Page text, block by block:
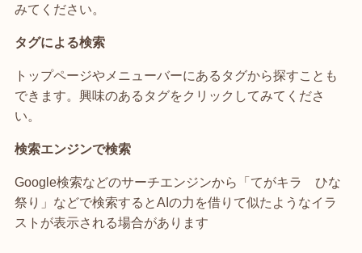
みてください。
タグによる検索
トップページやメニューバーにあるタグから探すことも
できます。興味のあるタグをクリックしてみてくださ
い。
検索エンジンで検索
Google検索などのサーチエンジンから「てがキラ ひな
祭り」などで検索するとAIの力を借りて似たようなイラ
ストが表示される場合があります